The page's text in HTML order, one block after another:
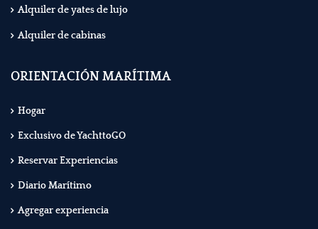
Alquiler de yates de lujo
Alquiler de cabinas
ORIENTACIÓN MARÍTIMA
Hogar
Exclusivo de YachttoGO
Reservar Experiencias
Diario Marítimo
Agregar experiencia